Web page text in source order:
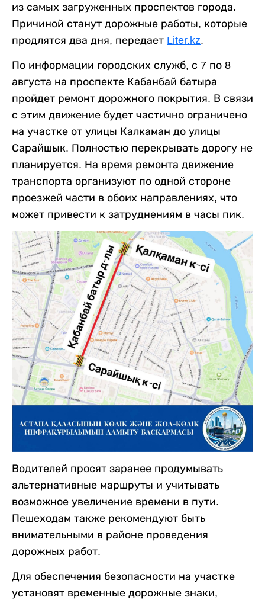
из самых загруженных проспектов города.
Причиной станут дорожные работы, которые
продлятся два дня, передает Liter.kz.
По информации городских служб, с 7 по 8
августа на проспекте Кабанбай батыра
пройдет ремонт дорожного покрытия. В связи
с этим движение будет частично ограничено
на участке от улицы Калкаман до улицы
Сарайшык. Полностью перекрывать дорогу не
планируется. На время ремонта движение
транспорта организуют по одной стороне
проезжей части в обоих направлениях, что
может привести к затруднениям в часы пик.
Водителей просят заранее продумывать
альтернативные маршруты и учитывать
возможное увеличение времени в пути.
Пешеходам также рекомендуют быть
внимательными в районе проведения
дорожных работ.
Для обеспечения безопасности на участке
установят временные дорожные знаки,